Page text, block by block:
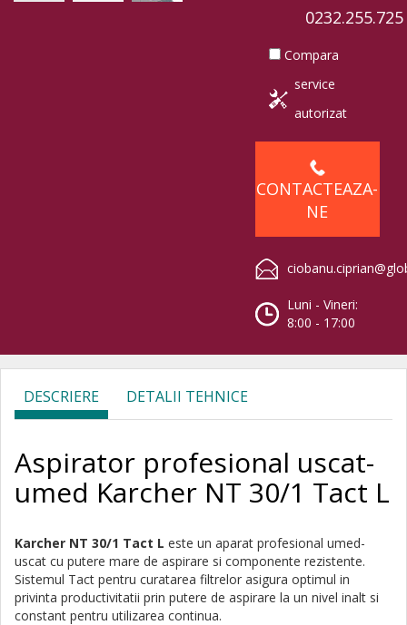
0232.255.725
Compara
service
autorizat
CONTACTEAZA-
NE
Luni - Vineri:
8:00 - 17:00
DESCRIERE DETALII TEHNICE
Aspirator profesional uscat-
umed Karcher NT 30/1 Tact L
Karcher NT 30/1 Tact L este un aparat profesional umed-
uscat cu putere mare de aspirare si componente rezistente.
Sistemul Tact pentru curatarea filtrelor asigura optimul in
privinta productivitatii prin putere de aspirare la un nivel inalt si
constant pentru utilizarea continua.